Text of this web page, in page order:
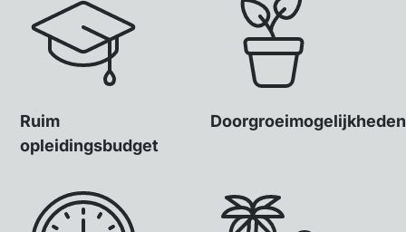
Ruim
opleidingsbudget
Doorgroeimogelijkheden